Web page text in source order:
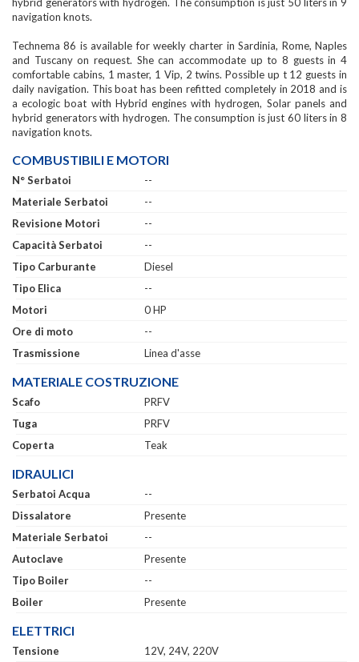
navigation knots.
Technema 86 is available for weekly charter in Sardinia, Rome, Naples
and Tuscany on request. She can accommodate up to 8 guests in 4
comfortable cabins, 1 master, 1 Vip, 2 twins. Possible up t 12 guests in
daily navigation. This boat has been refitted completely in 2018 and is
a ecologic boat with Hybrid engines with hydrogen, Solar panels and
hybrid generators with hydrogen. The consumption is just 60 liters in 8
navigation knots.
COMBUSTIBILI E MOTORI
N° Serbatoi
--
Materiale Serbatoi
--
Revisione Motori
--
Capacità Serbatoi
--
Tipo Carburante
Diesel
Tipo Elica
--
Motori
0 HP
Ore di moto
--
Trasmissione
Linea d'asse
MATERIALE COSTRUZIONE
Scafo
PRFV
Tuga
PRFV
Coperta
Teak
IDRAULICI
Serbatoi Acqua
--
Dissalatore
Presente
Materiale Serbatoi
--
Autoclave
Presente
Tipo Boiler
--
Boiler
Presente
ELETTRICI
Tensione
12V, 24V, 220V